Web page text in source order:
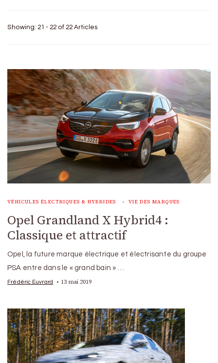
Showing: 21 - 22 of 22 Articles
VÉHICULES ÉLECTRIQUES & HYBRIDES VIE DES MARQUES
Opel Grandland X Hybrid4 :
Classique et attractif
Opel, la future marque électrique et électrisante du groupe
PSA entre dans le « grand bain » …
Frédéric Euvrard 13 mai 2019